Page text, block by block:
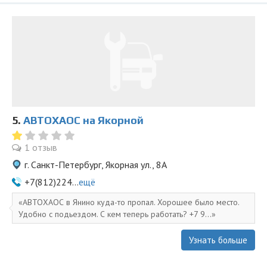
5. АВТОХАОС на Якорной
1 отзыв
г. Санкт-Петербург, Якорная ул., 8А
+7(812)224...ещё
АВТОХАОС в Янино куда-то пропал. Хорошее было место.
Удобно с подьездом. С кем теперь работать? +7 9...
Узнать больше